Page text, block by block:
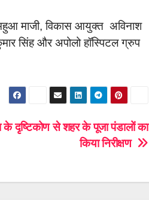
माजी, विकास आयुक्त अविनाश
सिंह और अपोलो हॉस्पिटल ग्रुप
के दृष्टिकोण से शहर के पूजा पंडालों का
किया निरीक्षण